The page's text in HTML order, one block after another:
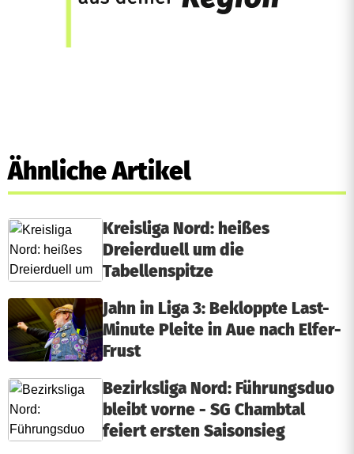
Ähnliche Artikel
Kreisliga Nord: heißes
Dreierduell um die
Tabellenspitze
Jahn in Liga 3: Bekloppte Last-
Minute Pleite in Aue nach Elfer-
Frust
Bezirksliga Nord: Führungsduo
bleibt vorne - SG Chambtal
feiert ersten Saisonsieg